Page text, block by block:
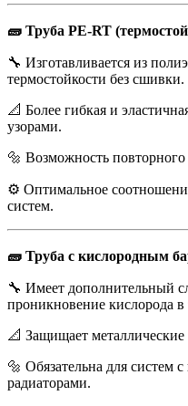
🧱 Труба PE-RT
🔧 Изготавливается из
термостойкости без сшивки.
📐 Более гибкая и
узорами.
🔩 Возможность
⚙️ Оптимальное
систем.
🧱 Труба с кислородным
🔧 Имеет дополнительный
проникновение кислорода в
📐 Защищает
🔩 Обязательна для систем
радиаторами.